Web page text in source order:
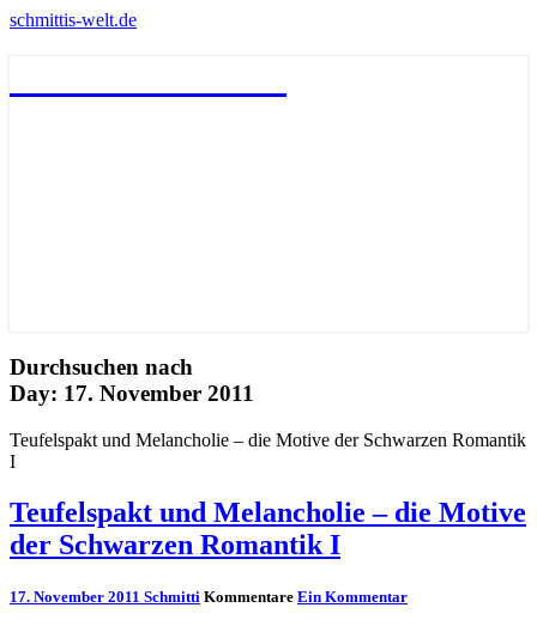
schmittis-welt.de
Durchsuchen nach
Day: 17. November 2011
Teufelspakt und Melancholie – die Motive der Schwarzen Romantik
I
Teufelspakt und Melancholie – die Motive
der Schwarzen Romantik I
17. November 2011 Schmitti Kommentare Ein Kommentar